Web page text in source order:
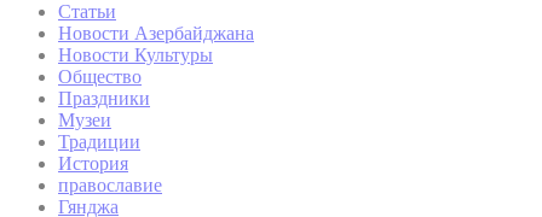
Статьи
Новости Азербайджана
Новости Культуры
Общество
Праздники
Музеи
Традиции
История
православие
Гянджа